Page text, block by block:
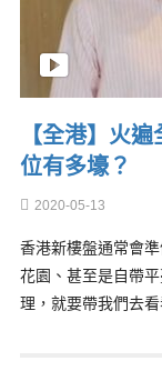
【全港】火
位有多壕？
2020-05-13
香港新樓盤通常會
花園、甚至是自帶
理，就要帶我們去看